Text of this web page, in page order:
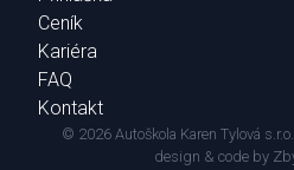
Ceník
Kariéra
FAQ
Kontakt
© 2026 Autoškola Karen Tylová
design & code by